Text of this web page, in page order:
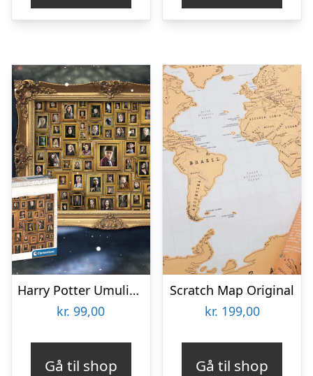
Harry Potter Umulig Puslespil
kr. 99,00
Gå til shop
Scratch Map Original
kr. 199,00
Gå til shop